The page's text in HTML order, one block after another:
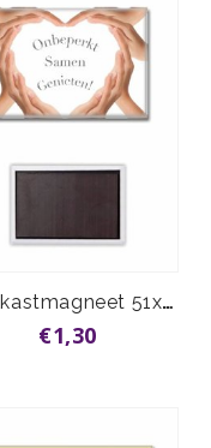
Koelkastmagneet 51x76mm vanaf
€1,30